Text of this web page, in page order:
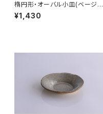
楕円形・オーバル小皿(ベージュ/
点模様/光沢/白御影土)
¥1,430